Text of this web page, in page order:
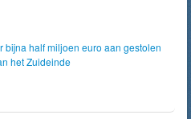
bijna half miljoen euro aan gestolen
het Zuideinde